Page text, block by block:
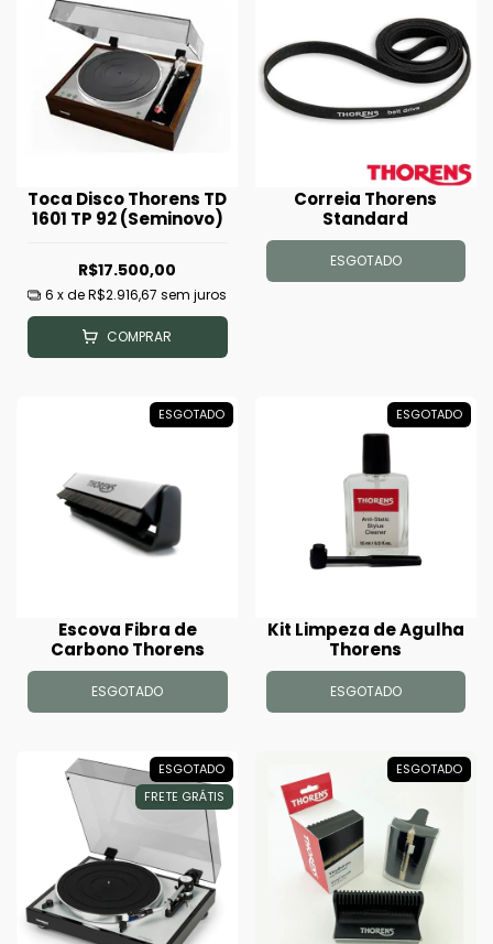
Toca Disco Thorens TD
1601 TP 92 (Seminovo)
R$17.500,00
6 x deR$2.916,67 sem juros
COMPRAR
Correia Thorens
Standard
ESGOTADO
ESGOTADO
Escova Fibra de
Carbono Thorens
ESGOTADO
ESGOTADO
Kit Limpeza de Agulha
Thorens
ESGOTADO
ESGOTADO
FRETE GRÁTIS
ESGOTADO